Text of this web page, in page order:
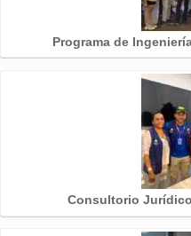
Programa de
Consultorio